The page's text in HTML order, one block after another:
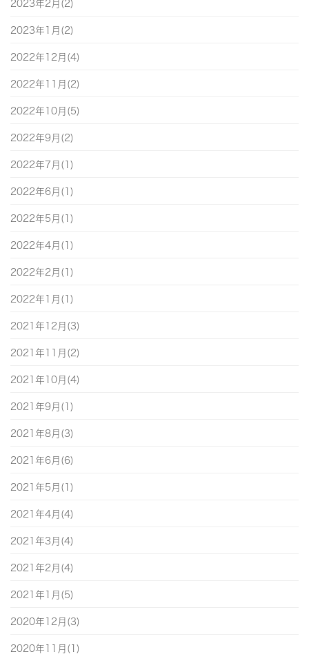
2023年2月(2)
2023年1月(2)
2022年12月(4)
2022年11月(2)
2022年10月(5)
2022年9月(2)
2022年7月(1)
2022年6月(1)
2022年5月(1)
2022年4月(1)
2022年2月(1)
2022年1月(1)
2021年12月(3)
2021年11月(2)
2021年10月(4)
2021年9月(1)
2021年8月(3)
2021年6月(6)
2021年5月(1)
2021年4月(4)
2021年3月(4)
2021年2月(4)
2021年1月(5)
2020年12月(3)
2020年11月(1)